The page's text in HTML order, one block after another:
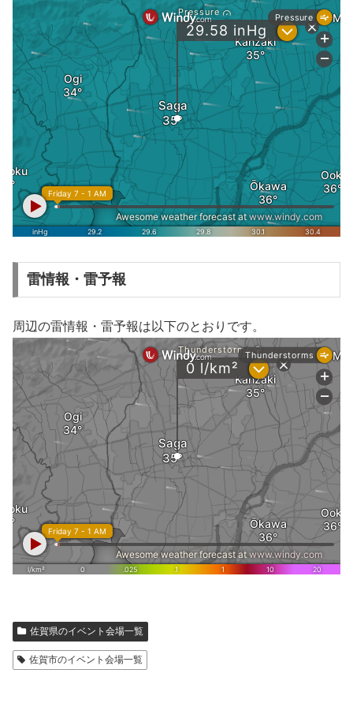
雷情報・雷予報
周辺の雷情報・雷予報は以下のとおりです。
佐賀県のイベント会場一覧
佐賀市のイベント会場一覧